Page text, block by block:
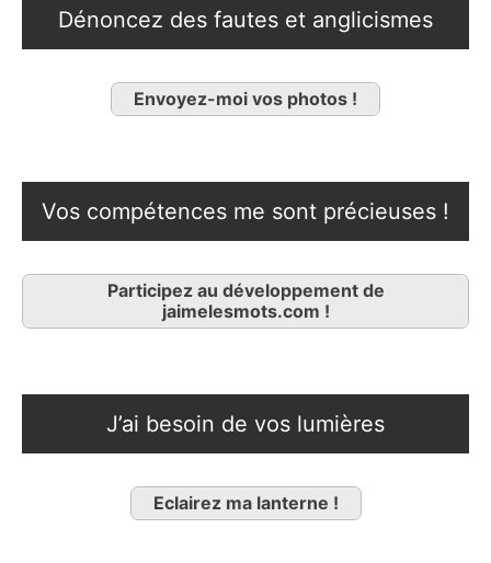
Dénoncez des fautes et anglicismes
Envoyez-moi vos photos !
Vos compétences me sont précieuses !
Participez au développement de
jaimelesmots.com !
J’ai besoin de vos lumières
Eclairez ma lanterne !